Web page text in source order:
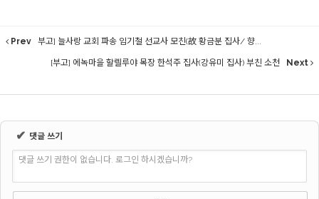
Prev 부고] 늘사랑 교회 파송 임기철 선교사 모친(故 황금분 집사/ 향...
[부고] 에녹마을 할렐루야 목장 한석주 집사(강유미 집사) 부친 소천 Next
✔ 댓글 쓰기
댓글 쓰기 권한이 없습니다. 로그인 하시겠습니까?